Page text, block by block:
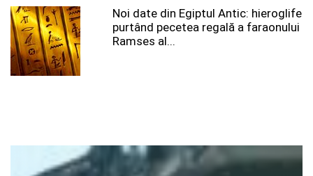
Noi date din Egiptul Antic: hieroglife
purtând pecetea regală a faraonului
Ramses al...